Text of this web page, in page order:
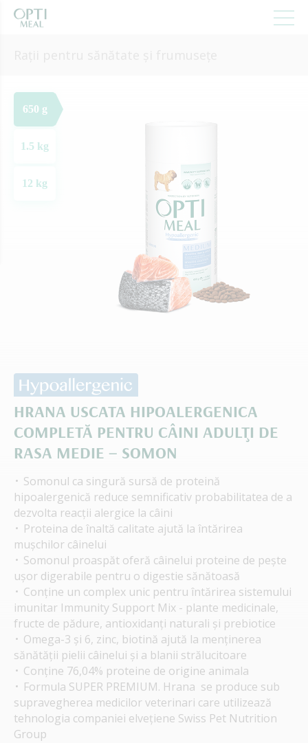
650 g
1.5 kg
12 kg
HRANA USCATA HIPOALERGENICA
COMPLETĂ PENTRU CÂINI ADULŢI DE
RASA MEDIE – SOMON
Somonul ca singură sursă de proteină
hipoalergenică reduce semnificativ probabilitatea de a
dezvolta reacții alergice la câini
Proteina de înaltă calitate ajută la întărirea
mușchilor câinelui
Somonul proaspăt oferă câinelui proteine ​​de pește
ușor digerabile pentru o digestie sănătoasă
Conține un complex unic pentru întărirea sistemului
imunitar Immunity Support Mix - plante medicinale,
fructe de pădure, antioxidanți naturali și prebiotice
Omega-3 și 6, zinc, biotină ajută la menținerea
sănătății pielii câinelui și a blanii strălucitoare
Conține 76,04% proteine ​​de origine animala
Formula SUPER PREMIUM. Hrana se produce sub
supravegherea medicilor veterinari care utilizează
tehnologia companiei elvețiene Swiss Pet Nutrition
Group